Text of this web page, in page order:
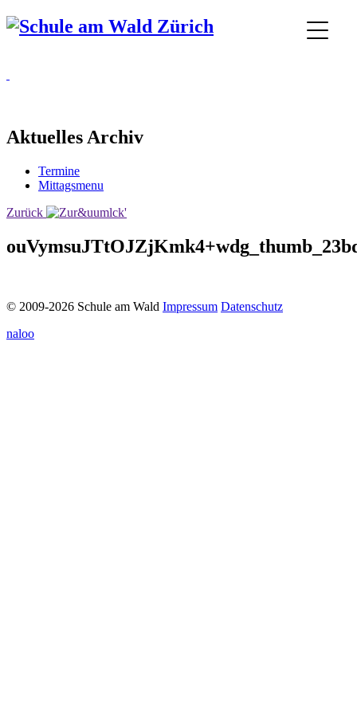
Aktuelles Archiv
Termine
Mittagsmenu
Zurück
© 2009-2026 Schule am Wald Impressum Datenschutz
naloo